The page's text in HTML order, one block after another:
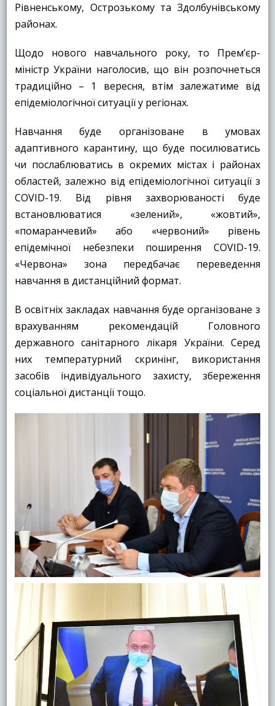
Рівненському, Острозькому та Здолбунівському
районах.
Щодо нового навчального року, то Прем’єр-
міністр України наголосив, що він розпочнеться
традиційно – 1 вересня, втім залежатиме від
епідеміологічної ситуації у регіонах.
Навчання буде організоване в умовах
адаптивного карантину, що буде посилюватись
чи послаблюватись в окремих містах і районах
областей, залежно від епідеміологічної ситуації з
COVID-19. Від рівня захворюваності буде
встановлюватися «зелений», «жовтий»,
«помаранчевий» або «червоний» рівень
епідемічної небезпеки поширення COVID-19.
«Червона» зона передбачає переведення
навчання в дистанційний формат.
В освітніх закладах навчання буде організоване з
врахуванням рекомендацій Головного
державного санітарного лікаря України. Серед
них температурний скринінг, використання
засобів індивідуального захисту, збереження
соціальної дистанції тощо.